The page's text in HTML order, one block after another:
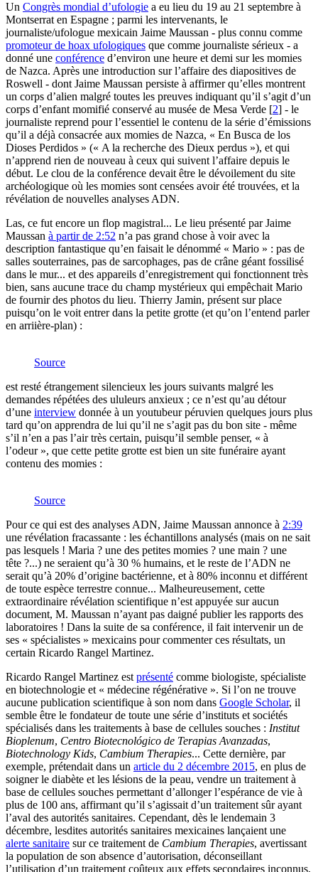
Un Congrès mondial d’ufologie a eu lieu du 19 au 21 septembre à
Montserrat en Espagne ; parmi les intervenants, le
journaliste/ufologue mexicain Jaime Maussan - plus connu comme
promoteur de hoax ufologiques que comme journaliste sérieux - a
donné une conférence d’environ une heure et demi sur les momies
de Nazca. Après une introduction sur l’affaire des diapositives de
Roswell - dont Jaime Maussan persiste à affirmer qu’elles montrent
un corps d’alien malgré toutes les preuves indiquant qu’il s’agit d’un
corps d’enfant momifié conservé au musée de Mesa Verde [2] - le
journaliste reprend pour l’essentiel le contenu de la série d’émissions
qu’il a déjà consacrée aux momies de Nazca, « En Busca de los
Dioses Perdidos » (« A la recherche des Dieux perdus »), et qui
n’apprend rien de nouveau à ceux qui suivent l’affaire depuis le
début. Le clou de la conférence devait être le dévoilement du site
archéologique où les momies sont censées avoir été trouvées, et la
révélation de nouvelles analyses ADN.
Las, ce fut encore un flop magistral... Le lieu présenté par Jaime
Maussan à partir de 2:52 n’a pas grand chose à voir avec la
description fantastique qu’en faisait le dénommé « Mario » : pas de
salles souterraines, pas de sarcophages, pas de crâne géant fossilisé
dans le mur... et des appareils d’enregistrement qui fonctionnent très
bien, sans aucune trace du champ mystérieux qui empêchait Mario
de fournir des photos du lieu. Thierry Jamin, présent sur place
puisqu’on le voit entrer dans la petite grotte (et qu’on l’entend parler
en arriière-plan) :
Source
est resté étrangement silencieux les jours suivants malgré les
demandes répétées des ululeurs anxieux ; ce n’est qu’au détour
d’une interview donnée à un youtubeur péruvien quelques jours plus
tard qu’on apprendra de lui qu’il ne s’agit pas du bon site - même
s’il n’en a pas l’air très certain, puisqu’il semble penser, « à
l’odeur », que cette petite grotte est bien un site funéraire ayant
contenu des momies :
Source
Pour ce qui est des analyses ADN, Jaime Maussan annonce à 2:39
une révélation fracassante : les échantillons analysés (mais on ne sait
pas lesquels ! Maria ? une des petites momies ? une main ? une
tête ?...) ne seraient qu’à 30 % humains, et le reste de l’ADN ne
serait qu’à 20% d’origine bactérienne, et à 80% inconnu et différent
de toute espèce terrestre connue... Malheureusement, cette
extraordinaire révélation scientifique n’est appuyée sur aucun
document, M. Maussan n’ayant pas daigné publier les rapports des
laboratoires ! Dans la suite de sa conférence, il fait intervenir un de
ses « spécialistes » mexicains pour commenter ces résultats, un
certain Ricardo Rangel Martinez.
Ricardo Rangel Martinez est présenté comme biologiste, spécialiste
en biotechnologie et « médecine régénérative ». Si l’on ne trouve
aucune publication scientifique à son nom dans Google Scholar, il
semble être le fondateur de toute une série d’instituts et sociétés
spécialisés dans les traitements à base de cellules souches : Institut
Bioplenum, Centro Biotecnológico de Terapias Avanzadas,
Biotechnology Kids, Cambium Therapies... Cette dernière, par
exemple, prétendait dans un article du 2 décembre 2015, en plus de
soigner le diabète et les lésions de la peau, vendre un traitement à
base de cellules souches permettant d’allonger l’espérance de vie à
plus de 100 ans, affirmant qu’il s’agissait d’un traitement sûr ayant
l’aval des autorités sanitaires. Cependant, dès le lendemain 3
décembre, lesdites autorités sanitaires mexicaines lançaient une
alerte sanitaire sur ce traitement de Cambium Therapies, avertissant
la population de son absence d’autorisation, déconseillant
l’utilisation d’un traitement coûteux aux effets secondaires inconnus,